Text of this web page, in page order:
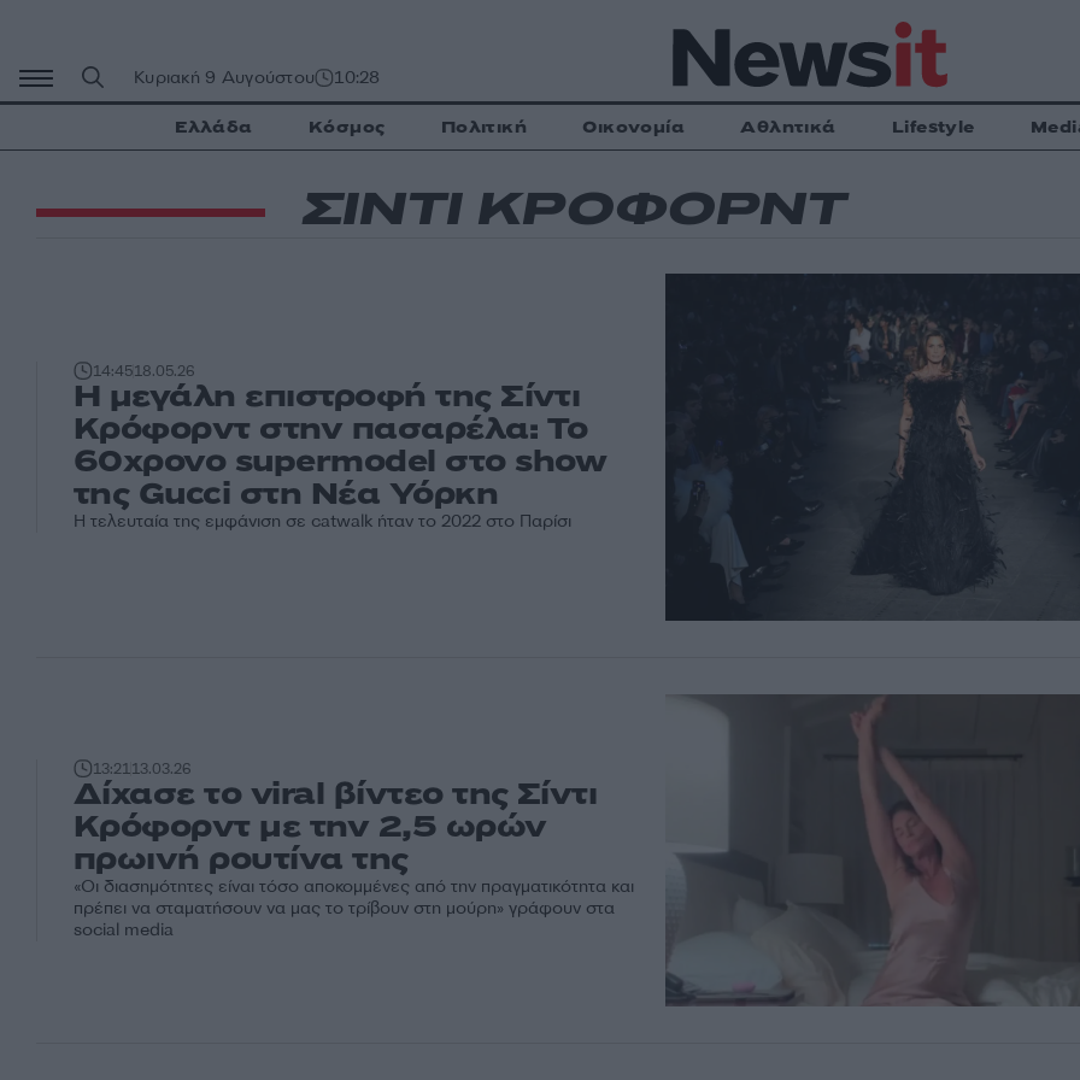
περιεχόμενο
Κυριακή 9 Αυγούστου 10:28
Ελλάδα Κόσμος Πολιτική Οικονομία Αθλητικά Lifestyle
ΣΙΝΤΙ ΚΡΟΦΟΡΝΤ
14:4518.05.26
Η μεγάλη επιστροφή της Σίντι
Κρόφορντ στην πασαρέλα: Το
60χρονο supermodel στο show
της Gucci στη Νέα Υόρκη
Η τελευταία της εμφάνιση σε catwalk ήταν το 2022 στο Παρίσι
13:2113.03.26
Δίχασε το viral βίντεο της Σίντι
Κρόφορντ με την 2,5 ωρών
πρωινή ρουτίνα της
«Οι διασημότητες είναι τόσο αποκομμένες από την πραγματικότητα και
πρέπει να σταματήσουν να μας το τρίβουν στη μούρη» γράφουν στα
social media